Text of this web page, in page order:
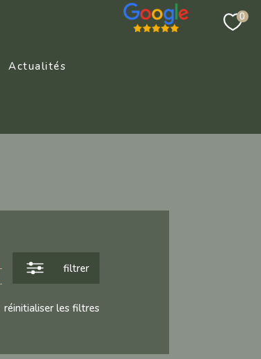
0
Actualités
filtrer
réinitialiser les filtres